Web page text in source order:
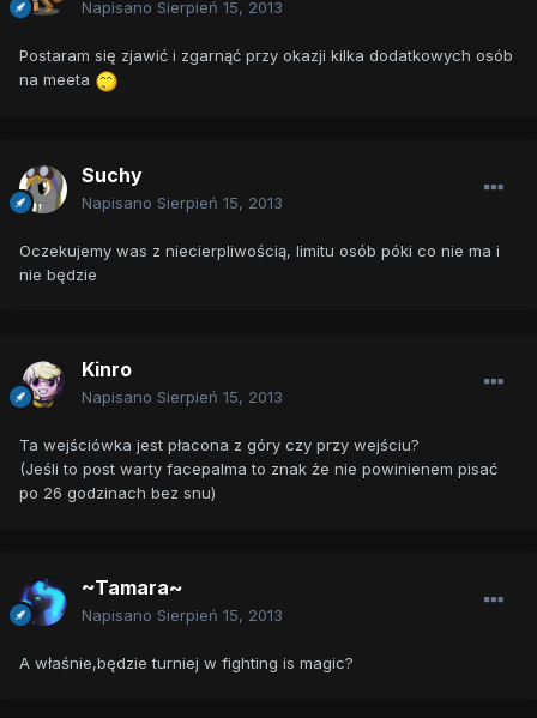
Napisano Sierpień 15, 2013
Postaram się zjawić i zgarnąć przy okazji kilka dodatkowych osób
na meeta
Suchy
Napisano Sierpień 15, 2013
Oczekujemy was z niecierpliwością, limitu osób póki co nie ma i
nie będzie
Kinro
Napisano Sierpień 15, 2013
Ta wejściówka jest płacona z góry czy przy wejściu?
(Jeśli to post warty facepalma to znak że nie powinienem pisać
po 26 godzinach bez snu)
~Tamara~
Napisano Sierpień 15, 2013
A właśnie,będzie turniej w fighting is magic?